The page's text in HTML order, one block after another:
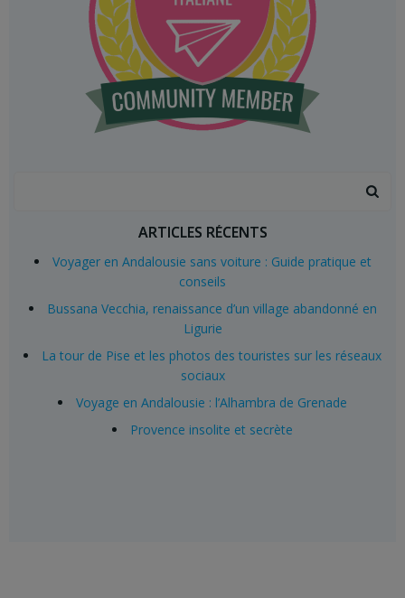
ARTICLES RÉCENTS
Voyager en Andalousie sans voiture : Guide pratique et
conseils
Bussana Vecchia, renaissance d’un village abandonné en
Ligurie
La tour de Pise et les photos des touristes sur les réseaux
sociaux
Voyage en Andalousie : l’Alhambra de Grenade
Provence insolite et secrète